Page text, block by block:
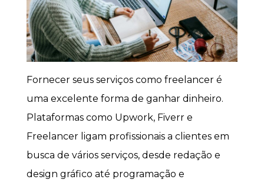
Fornecer seus serviços como freelancer é
uma excelente forma de ganhar dinheiro.
Plataformas como Upwork, Fiverr e
Freelancer ligam profissionais a clientes em
busca de vários serviços, desde redação e
design gráfico até programação e